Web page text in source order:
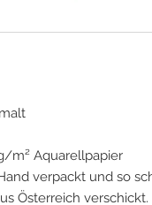
m² Aquarellpapier
verpackt und so
Österreich verschickt.